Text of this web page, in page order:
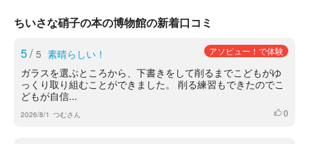
ちいさな硝子の本の博物館の新着口コミ
5/ 5 素晴らしい！ アソビュー！で体験
ガラスを選ぶところから、下書きをして削るまでこどもがゆ
っくり取り組むことができました。 削る練習もできたのでこ
どもが自信...
2026/8/1 つむさん いいね
0